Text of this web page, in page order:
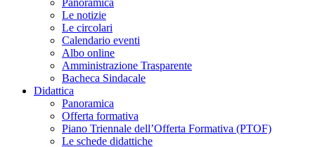
Panoramica
Le notizie
Le circolari
Calendario eventi
Albo online
Amministrazione Trasparente
Bacheca Sindacale
Didattica
Panoramica
Offerta formativa
Piano Triennale dell’Offerta Formativa (PTOF)
Le schede didattiche